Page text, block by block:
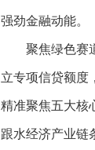
强劲金融动能。
聚焦绿色赛
立专项信贷额度
精准聚焦五大核
跟水经济产业链